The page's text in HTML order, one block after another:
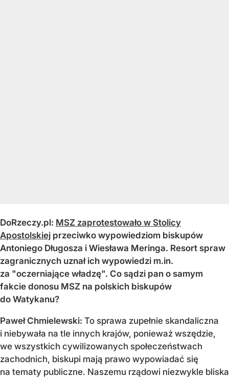
DoRzeczy.pl: MSZ zaprotestowało w Stolicy
Apostolskiej przeciwko wypowiedziom biskupów
Antoniego Długosza i Wiesława Meringa. Resort spraw
zagranicznych uznał ich wypowiedzi m.in.
za "oczerniające władzę". Co sądzi pan o samym
fakcie donosu MSZ na polskich biskupów
do Watykanu?
Paweł Chmielewski: To sprawa zupełnie skandaliczna
i niebywała na tle innych krajów, ponieważ wszędzie,
we wszystkich cywilizowanych społeczeństwach
zachodnich, biskupi mają prawo wypowiadać się
na tematy publiczne. Naszemu rządowi niezwykle bliska